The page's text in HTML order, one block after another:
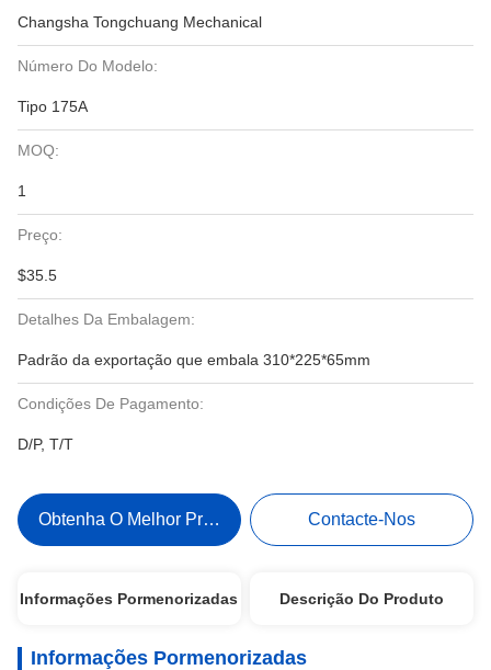
Changsha Tongchuang Mechanical
Número Do Modelo:
Tipo 175A
MOQ:
1
Preço:
$35.5
Detalhes Da Embalagem:
Padrão da exportação que embala 310*225*65mm
Condições De Pagamento:
D/P, T/T
Obtenha O Melhor Preço Contacte-Nos
Informações Pormenorizadas Descrição Do Produto
Informações Pormenorizadas